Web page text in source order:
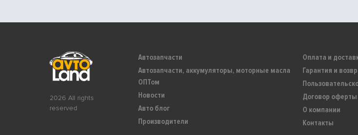
2026 All rights
reserved
Автозапчасти
Автозапчасти, аккумуляторы, моторные масла
ОПТом
Новости
Авто блог
Производители
Оплата и
Гарантия и
Договор оферты
О компании
Контакты